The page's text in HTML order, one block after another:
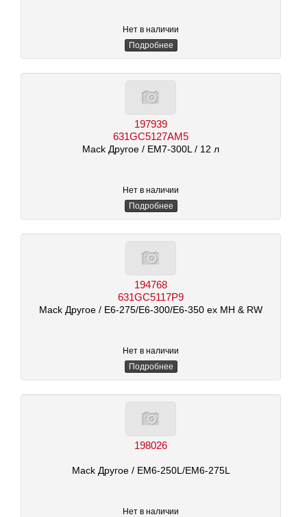
Нет в наличии
Подробнее
197939
631GC5127AM5
Mack Другое/ EM7-300L / 12 л
Нет в наличии
Подробнее
194768
631GC5117P9
Mack Другое/ E6-275/E6-300/E6-350 ex MH & RW
Нет в наличии
Подробнее
198026
Mack Другое / EM6-250L/EM6-275L
Нет в наличии